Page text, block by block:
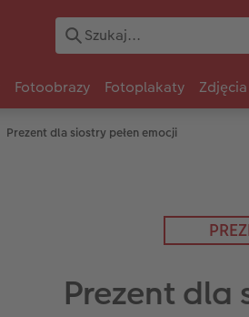
Fotoobrazy Fotoplakaty
Prezent dla siostry pełen emocji
Prezent dla